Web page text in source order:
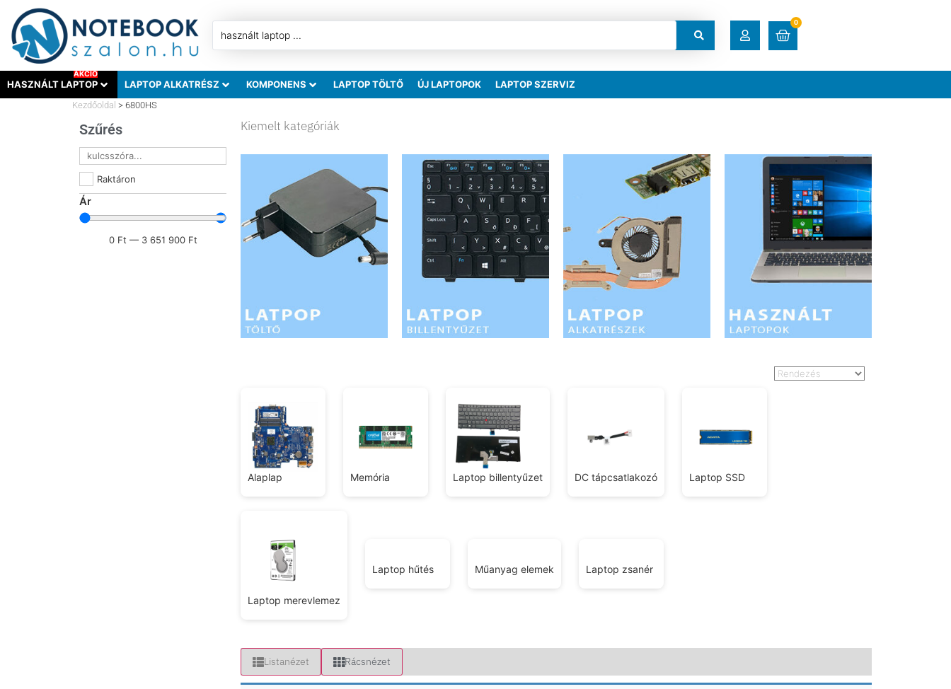
CÍMEK
FIÓKADATOK
ELFELEJTETT JELSZÓ
0
HASZNÁLT LAPTOP
AKCIÓ
LAPTOP ALKATRÉSZ KOMPONENS LAPTOP TÖLTŐ ÚJ LAPTOPOK LAPTOP SZERVIZ
Kezdőoldal > 6800HS
Szűrés
Raktáron
Ár
0 Ft — 3 651 900 Ft
Kiemelt kategóriák
Alaplap Memória Laptop billentyűzet DC tápcsatlakozó Laptop SSD
Laptop merevlemez
Laptop hűtés Műanyag elemek Laptop zsanér
Listanézet Rácsnézet